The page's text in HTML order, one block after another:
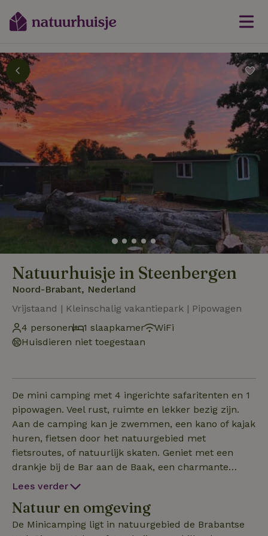
Natuurhuisje in Steenbergen
Noord-Brabant, Nederland
Vrijstaand | Kleinschalig vakantiepark | Pipowagen
4 personen
1 slaapkamer
WiFi
Huisdieren niet toegestaan
De mini camping met 4 ingerichte safaritenten en 1
pipowagen. Veel rust, ruimte en lekker bezig zijn.
Aan de camping kan je zwemmen, een kano of kajak
huren, fietsen door het natuurgebied met
fietsroutes, of natuurlijk skaten. Geniet met een
drankje bij de Bar aan de Baak, een charmante
kleine buitenbar. BewerkenGeniet in een charmante
een spelletje aan een 4 persoons tafel met
comfortabele stoelen. ‘s Ochtends sta je op met je
Lees verder
Natuur en omgeving
De Minicamping ligt in natuurgebied de Brabantse